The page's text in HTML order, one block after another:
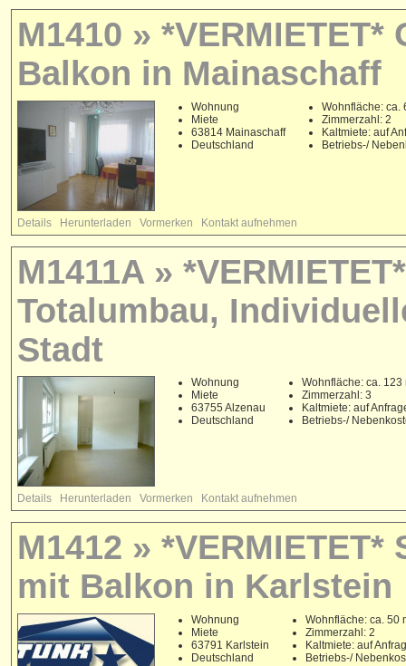
M1410 »
Balkon in Mainaschaff
Wohnung
Miete
63814 Mainaschaff
Deutschland
Wohnfläche: ca.
Zimmerzahl: 2
Kaltmiete: auf
Betriebs-/
Details Herunterladen Vormerken Kontakt aufnehmen
M1411A »
Totalumbau,
Stadt
Wohnung
Miete
63755 Alzenau
Deutschland
Wohnfläche: ca. 123
Zimmerzahl: 3
Kaltmiete: auf
Betriebs-/
Details Herunterladen Vormerken Kontakt aufnehmen
M1412 »
mit Balkon in Karlstein
Wohnung
Miete
63791 Karlstein
Deutschland
Wohnfläche: ca. 50
Zimmerzahl: 2
Kaltmiete: auf
Betriebs-/